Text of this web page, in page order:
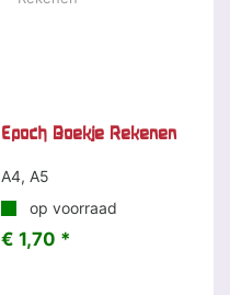
Epoch Boekje Rekenen
A4, A5
op voorraad
€ 1,70 *